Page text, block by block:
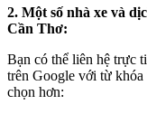
2. Một số nhà xe và
Cần Thơ:
Bạn có thể liên hệ trực
trên Google với từ khóa
chọn hơn: